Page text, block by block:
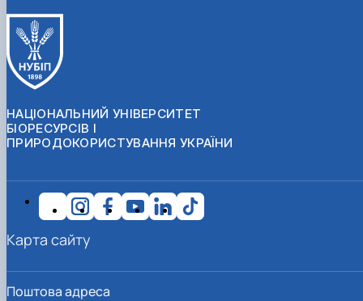
НАЦІОНАЛЬНИЙ УНІВЕРСИТЕТ
БІОРЕСУРСІВ І
ПРИРОДОКОРИСТУВАННЯ УКРАЇНИ
Поштова адреса
Карта сайту